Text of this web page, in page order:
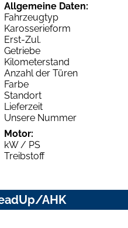
Allgemeine Daten:
Fahrzeugtyp
Karosserieform
Erst-Zul.
Getriebe
Kilometerstand
Anzahl der Türen
Farbe
Standort
Lieferzeit
Unsere Nummer
Motor:
kW / PS
Treibstoff
AHK